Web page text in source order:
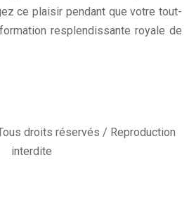
ce plaisir pendant que votre tout-
resplendissante royale de
droits réservés / Reproduction
interdite